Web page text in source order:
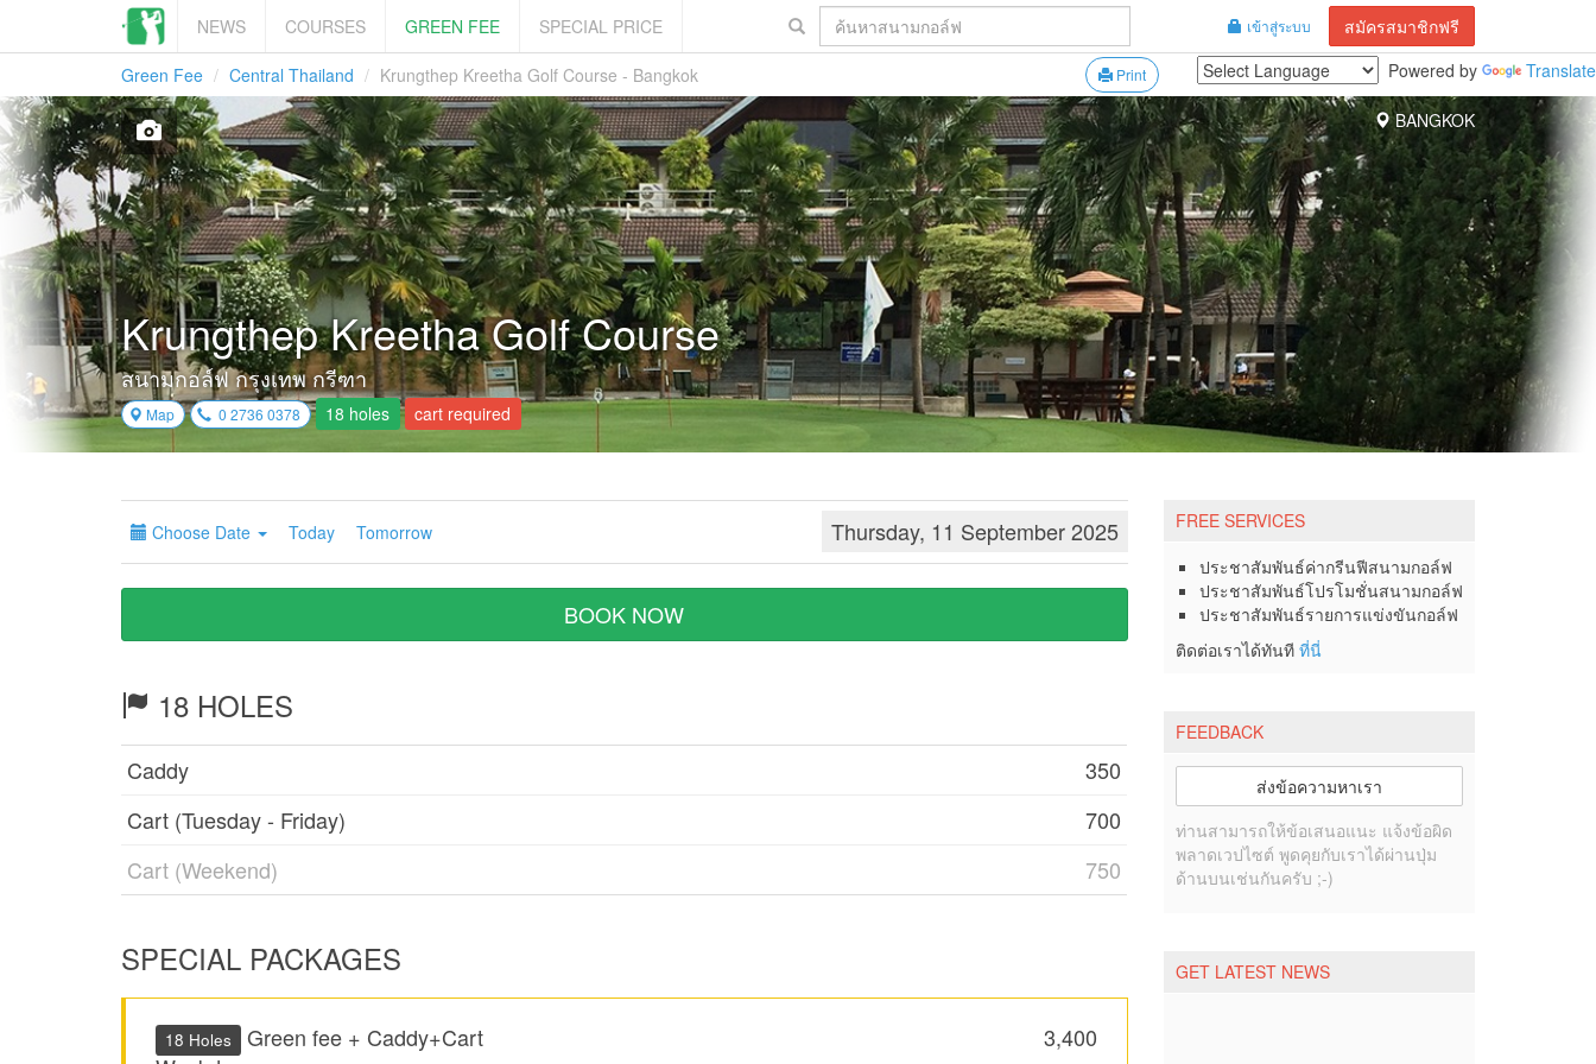
เข้าสู่ระบบ สมัครสมาชิกฟรี
NEWS COURSES GREEN FEE
SPECIAL PRICE
Powered by
Translate
Print
Green Fee Central Thailand
Krungthep Kreetha Golf Course - Bangkok
BANGKOK
Krungthep Kreetha Golf Course
สนามกอล์ฟ กรุงเทพ กรีฑา
Map 0 2736 0378 18 holes cart required
Choose Date Today Tomorrow Thursday, 11 September 2025
BOOK NOW
18 HOLES
Caddy
350
Cart (Tuesday - Friday)
700
Cart (Weekend)
750
SPECIAL PACKAGES
3,400
18 Holes
Green fee + Caddy+Cart
FREE SERVICES
ประชาสัมพันธ์ค่ากรีนฟีสนามกอล์ฟ
ประชาสัมพันธ์โปรโมชั่นสนามกอล์ฟ
ประชาสัมพันธ์รายการแข่งขันกอล์ฟ
ติดต่อเราได้ทันที ที่นี่
FEEDBACK
ส่งข้อความหาเรา
ท่านสามารถให้ข้อเสนอแนะ แจ้งข้อผิด
พลาดเวปไซต์ พูดคุยกับเราได้ผ่านปุ่ม
ด้านบนเช่นกันครับ ;-)
GET LATEST NEWS